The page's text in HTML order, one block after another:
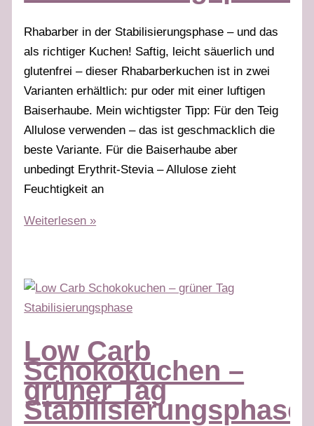
Rhabarber in der Stabilisierungsphase – und das
als richtiger Kuchen! Saftig, leicht säuerlich und
glutenfrei – dieser Rhabarberkuchen ist in zwei
Varianten erhältlich: pur oder mit einer luftigen
Baiserhaube. Mein wichtigster Tipp: Für den Teig
Allulose verwenden – das ist geschmacklich die
beste Variante. Für die Baiserhaube aber
unbedingt Erythrit-Stevia – Allulose zieht
Feuchtigkeit an
Rhabarberkuchen
ohne
Tag
Stabilisierungsphase
Weiterlesen »
Low Carb
Schokokuchen –
grüner Tag
Stabilisierungsphase